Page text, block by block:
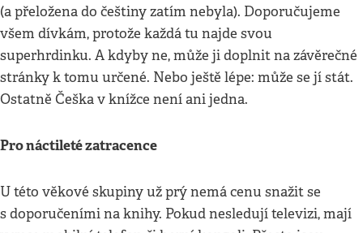
(a přeložena do češtiny zatím nebyla). Doporučujeme
všem dívkám, protože každá tu najde svou
superhrdinku. A kdyby ne, může ji doplnit na závěrečné
stránky k tomu určené. Nebo ještě lépe: může se jí stát.
Ostatně Češka v knížce není ani jedna.
Pro náctileté zatracence
U této věkové skupiny už prý nemá cenu snažit se
s doporučeními na knihy. Pokud nesledují televizi, mají